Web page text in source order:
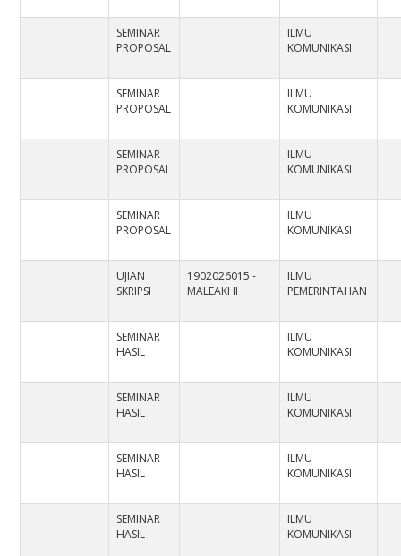
SEMINAR
PROPOSAL
ILMU
KOMUNIKASI
SEMINAR
PROPOSAL
ILMU
KOMUNIKASI
SEMINAR
PROPOSAL
ILMU
KOMUNIKASI
SEMINAR
PROPOSAL
ILMU
KOMUNIKASI
UJIAN
SKRIPSI
1902026015 -
MALEAKHI
ILMU
PEMERINTAHAN
SEMINAR
HASIL
ILMU
KOMUNIKASI
SEMINAR
HASIL
ILMU
KOMUNIKASI
SEMINAR
HASIL
ILMU
KOMUNIKASI
SEMINAR
HASIL
ILMU
KOMUNIKASI